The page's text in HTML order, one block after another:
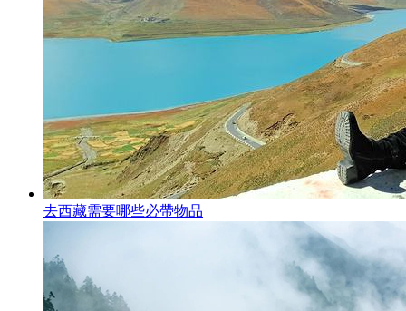
去西藏需要哪些必帶物品